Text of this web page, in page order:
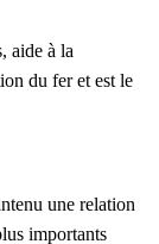
aide à la
du fer et est le
une relation
importants